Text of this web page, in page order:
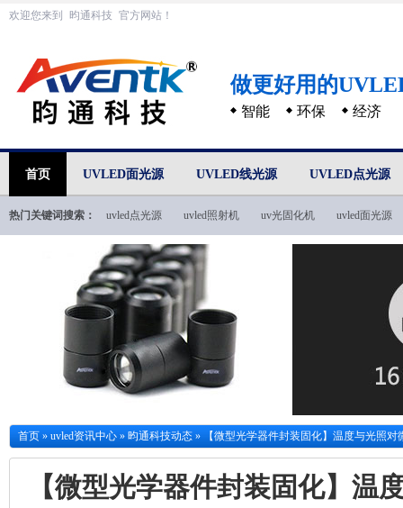
欢迎您来到 昀通科技 官方网站！
做更好用的
智能 环保 经济
首页 UVLED面光源 UVLED线光源 UVLED点光源
uvled技术文档
热门关键词搜索： uvled点光源 uvled照射机 uv光固化机 uvled面光源
首页 » uvled资讯中心 » 昀通科技动态 » 【微型光学器件封装固化】温度与光照
【微型光学器件封装固化】温